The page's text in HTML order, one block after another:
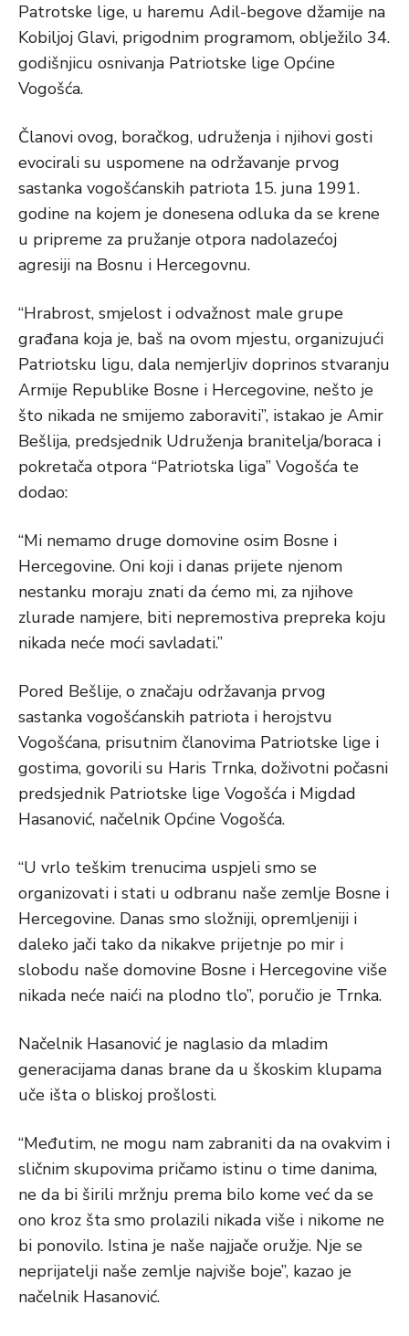
Patrotske lige, u haremu Adil-begove džamije na
Kobiljoj Glavi, prigodnim programom, oblježilo 34.
godišnjicu osnivanja Patriotske lige Općine
Vogošća.
Članovi ovog, boračkog, udruženja i njihovi gosti
evocirali su uspomene na održavanje prvog
sastanka vogošćanskih patriota 15. juna 1991.
godine na kojem je donesena odluka da se krene
u pripreme za pružanje otpora nadolazećoj
agresiji na Bosnu i Hercegovnu.
“Hrabrost, smjelost i odvažnost male grupe
građana koja je, baš na ovom mjestu, organizujući
Patriotsku ligu, dala nemjerljiv doprinos stvaranju
Armije Republike Bosne i Hercegovine, nešto je
što nikada ne smijemo zaboraviti”, istakao je Amir
Bešlija, predsjednik Udruženja branitelja/boraca i
pokretača otpora “Patriotska liga” Vogošća te
dodao:
“Mi nemamo druge domovine osim Bosne i
Hercegovine. Oni koji i danas prijete njenom
nestanku moraju znati da ćemo mi, za njihove
zlurade namjere, biti nepremostiva prepreka koju
nikada neće moći savladati.”
Pored Bešlije, o značaju održavanja prvog
sastanka vogošćanskih patriota i herojstvu
Vogošćana, prisutnim članovima Patriotske lige i
gostima, govorili su Haris Trnka, doživotni počasni
predsjednik Patriotske lige Vogošća i Migdad
Hasanović, načelnik Općine Vogošća.
“U vrlo teškim trenucima uspjeli smo se
organizovati i stati u odbranu naše zemlje Bosne i
Hercegovine. Danas smo složniji, opremljeniji i
daleko jači tako da nikakve prijetnje po mir i
slobodu naše domovine Bosne i Hercegovine više
nikada neće naići na plodno tlo”, poručio je Trnka.
Načelnik Hasanović je naglasio da mladim
generacijama danas brane da u škoskim klupama
uče išta o bliskoj prošlosti.
“Međutim, ne mogu nam zabraniti da na ovakvim i
sličnim skupovima pričamo istinu o time danima,
ne da bi širili mržnju prema bilo kome već da se
ono kroz šta smo prolazili nikada više i nikome ne
bi ponovilo. Istina je naše najjače oružje. Nje se
neprijatelji naše zemlje najviše boje”, kazao je
načelnik Hasanović.